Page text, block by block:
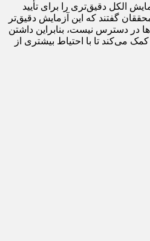
الکل دقیق‌تری را برای تأیید
گفتند که این آزمایش دقیق‌تر
در دسترس نیست، بنابراین داشتن
می‌کند تا با احتیاط بیشتری از